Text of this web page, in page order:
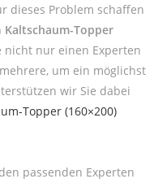
dieses Problem schaffen
Kaltschaum-Topper
nicht nur einen Experten
um ein möglichst
wir Sie dabei
Topper (160×200)
passenden Experten